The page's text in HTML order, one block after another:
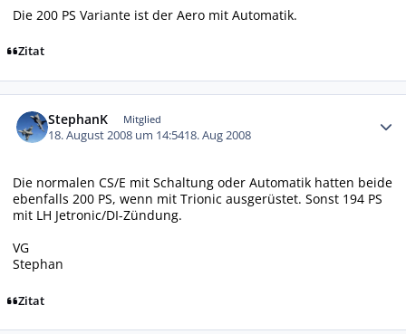
Die 200 PS Variante ist der Aero mit Automatik.
Zitat
StephanK Mitglied
18. August 2008 um 14:5418. Aug 2008
Die normalen CS/E mit Schaltung oder Automatik hatten beide
ebenfalls 200 PS, wenn mit Trionic ausgerüstet. Sonst 194 PS
mit LH Jetronic/DI-Zündung.
VG
Stephan
Zitat